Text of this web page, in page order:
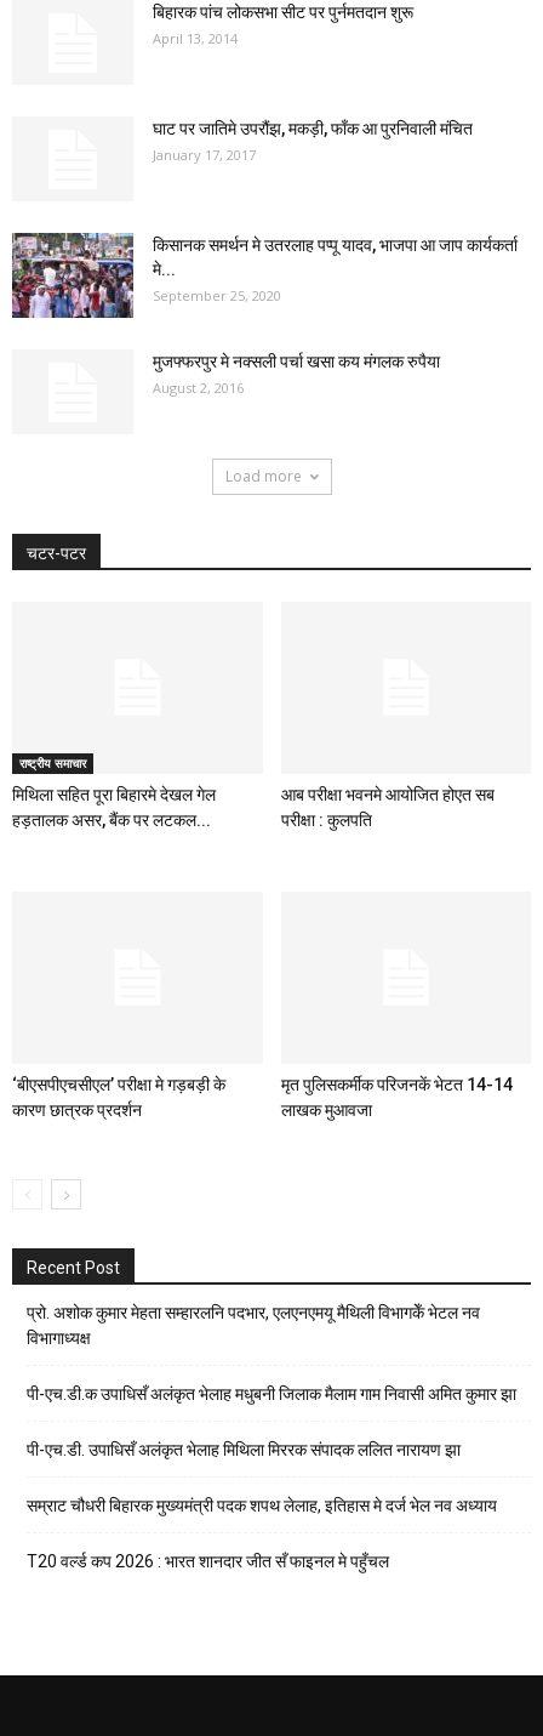
बिहारक पांच लोकसभा सीट पर पुर्नमतदान शुरू
April 13, 2014
घाट पर जातिमे उपरौंझ, मकड़ी, फाँक आ पुरनिवाली मंचित
January 17, 2017
किसानक समर्थन मे उतरलाह पप्पू यादव, भाजपा आ जाप कार्यकर्ता
मे...
September 25, 2020
मुजफ्फरपुर मे नक्सली पर्चा खसा कय मंगलक रुपैया
August 2, 2016
Load more
चटर-पटर
राष्ट्रीय समाचार
मिथिला सहित पूरा बिहारमे देखल गेल
हड़तालक असर, बैंक पर लटकल...
आब परीक्षा भवनमे आयोजित होएत सब
परीक्षा : कुलपति
‘बीएसपीएचसीएल’ परीक्षा मे गड़बड़ी के
कारण छात्रक प्रदर्शन
मृत पुलिसकर्मीक परिजनकें भेटत 14-14
लाखक मुआवजा
Recent Post
प्रो. अशोक कुमार मेहता सम्हारलनि पदभार, एलएनएमयू मैथिली विभागकेँ भेटल नव
विभागाध्यक्ष
पी-एच.डी.क उपाधिसँ अलंकृत भेलाह मधुबनी जिलाक मैलाम गाम निवासी अमित कुमार झा
पी-एच.डी. उपाधिसँ अलंकृत भेलाह मिथिला मिररक संपादक ललित नारायण झा
सम्राट चौधरी बिहारक मुख्यमंत्री पदक शपथ लेलाह, इतिहास मे दर्ज भेल नव अध्याय
T20 वर्ल्ड कप 2026 : भारत शानदार जीत सँ फाइनल मे पहुँचल